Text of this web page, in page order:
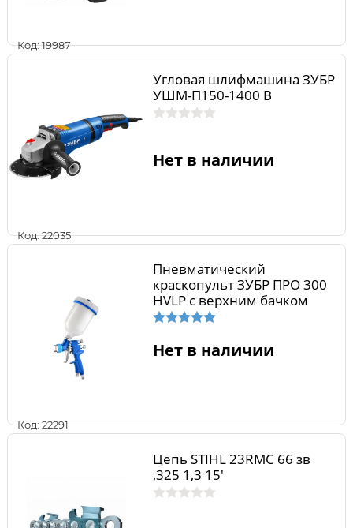
Код: 19987
Код: 22035
Угловая шлифмашина ЗУБР
УШМ-П150-1400 В
Нет в наличии
Код: 22291
Пневматический
краскопульт ЗУБР ПРО 300
HVLP c верхним бачком
Нет в наличии
Цепь STIHL 23RMC 66 зв
,325 1,3 15'